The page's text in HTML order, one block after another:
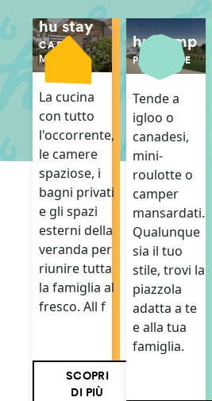
hu stay
CASE
MOBILI
La cucina
con tutto
l'occorrente,
le camere
spaziose, i
bagni privati
e gli spazi
esterni della
veranda per
riunire tutta
la famiglia al
fresco. All f
SCOPRI
DI PIÙ
hu camp
PIAZZOLE
Tende a
igloo o
canadesi,
mini-
roulotte o
camper
mansardati.
Qualunque
sia il tuo
stile, trovi la
piazzola
adatta a te
e alla tua
famiglia.